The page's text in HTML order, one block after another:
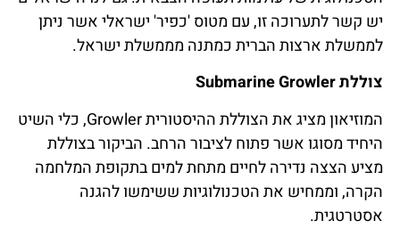
יש קשר לתערוכה זו, עם מטוס 'כפיר' ישראלי אשר ניתן
לממשלת ארצות הברית כמתנה מממשלת ישראל.
צוללת Submarine Growler
המוזיאון מציג את הצוללת ההיסטורית Growler, כלי השיט
היחיד מסוגו אשר פתוח לציבור הרחב. הביקור בצוללת
מציע הצצה נדירה לחיים מתחת למים בתקופת המלחמה
הקרה, וממחיש את הטכנולוגיות ששימשו להגנה
אסטרטגית.